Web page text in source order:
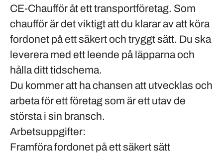
CE-Chaufför åt ett transportföretag. Som
chaufför är det viktigt att du klarar av att köra
fordonet på ett säkert och tryggt sätt. Du ska
leverera med ett leende på läpparna och
hålla ditt tidschema.
Du kommer att ha chansen att utvecklas och
arbeta för ett företag som är ett utav de
största i sin bransch.
Arbetsuppgifter:
Framföra fordonet på ett säkert sätt